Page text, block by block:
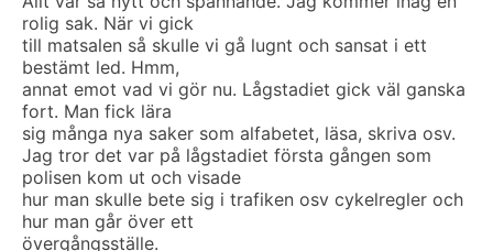
rolig sak. När vi gick
till matsalen så skulle vi gå lugnt och sansat i ett
bestämt led. Hmm,
annat emot vad vi gör nu. Lågstadiet gick väl ganska
fort. Man fick lära
sig många nya saker som alfabetet, läsa, skriva osv.
Jag tror det var på lågstadiet första gången som
polisen kom ut och visade
hur man skulle bete sig i trafiken osv cykelregler och
hur man går över ett
övergångsställe.